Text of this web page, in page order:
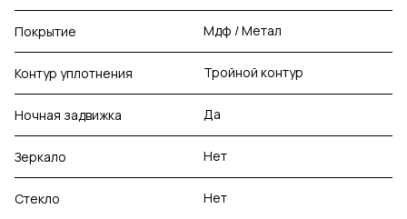
Покрытие Мдф / Метал
Контур уплотнения Тройной контур
Ночная задвижка Да
Зеркало Нет
Стекло Нет